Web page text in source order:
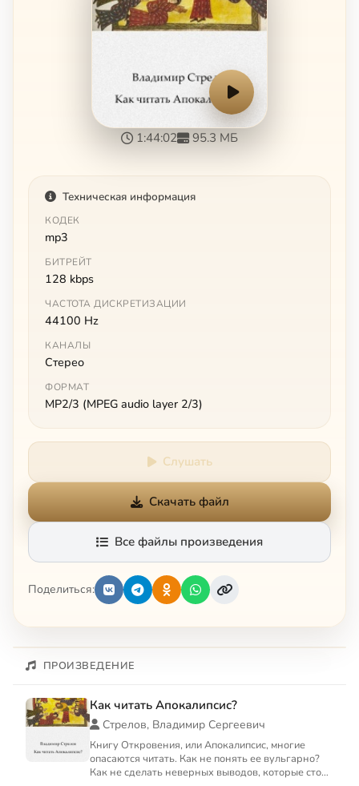
1:44:02 95.3 МБ
Техническая информация
КОДЕК
mp3
БИТРЕЙТ
128 kbps
ЧАСТОТА ДИСКРЕТИЗАЦИИ
44100 Hz
КАНАЛЫ
Стерео
ФОРМАТ
MP2/3 (MPEG audio layer 2/3)
Слушать
Скачать файл
Все файлы произведения
Поделиться:
ПРОИЗВЕДЕНИЕ
Как читать Апокалипсис?
Стрелов, Владимир Сергеевич
Книгу Откровения, или Апокалипсис, многие
опасаются читать. Как не понять ее вульгарно?
Как не сделать неверных выводов, которые столь